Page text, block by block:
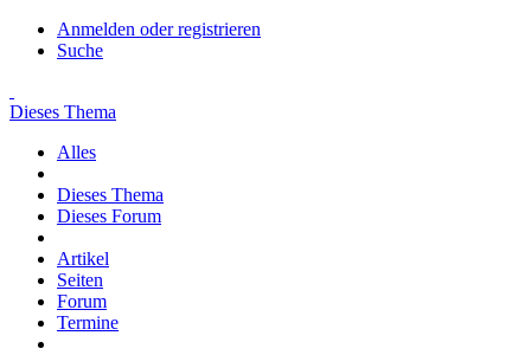
Anmelden oder registrieren
Suche
Dieses Thema
Alles
Dieses Thema
Dieses Forum
Artikel
Seiten
Forum
Termine